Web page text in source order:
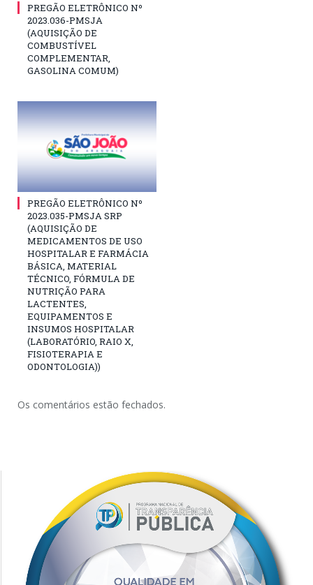
PREGÃO ELETRÔNICO Nº
2023.036-PMSJA
(AQUISIÇÃO DE
COMBUSTÍVEL
COMPLEMENTAR,
GASOLINA COMUM)
PREGÃO ELETRÔNICO Nº
2023.035-PMSJA SRP
(AQUISIÇÃO DE
MEDICAMENTOS DE USO
HOSPITALAR E FARMÁCIA
BÁSICA, MATERIAL
TÉCNICO, FÓRMULA DE
NUTRIÇÃO PARA
LACTENTES,
EQUIPAMENTOS E
INSUMOS HOSPITALAR
(LABORATÓRIO, RAIO X,
FISIOTERAPIA E
ODONTOLOGIA))
Os comentários estão fechados.